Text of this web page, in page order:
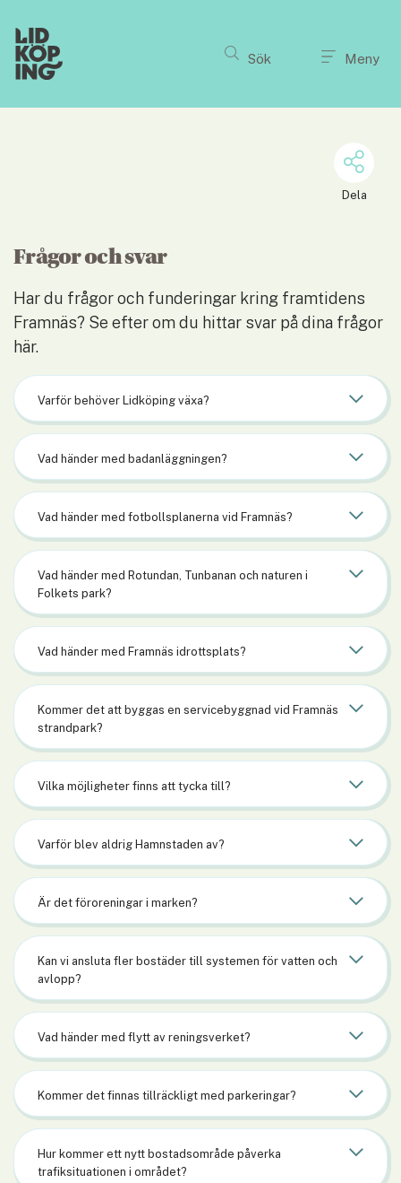
Sök Meny
Dela
Frågor och svar
Har du frågor och funderingar kring framtidens
Framnäs? Se efter om du hittar svar på dina frågor
här.
Varför behöver Lidköping växa?
Vad händer med badanläggningen?
Vad händer med fotbollsplanerna vid Framnäs?
Vad händer med Rotundan, Tunbanan och naturen i
Folkets park?
Vad händer med Framnäs idrottsplats?
Kommer det att byggas en servicebyggnad vid Framnäs
strandpark?
Vilka möjligheter finns att tycka till?
Varför blev aldrig Hamnstaden av?
Är det föroreningar i marken?
Kan vi ansluta fler bostäder till systemen för vatten och
avlopp?
Vad händer med flytt av reningsverket?
Kommer det finnas tillräckligt med parkeringar?
Hur kommer ett nytt bostadsområde påverka
trafiksituationen i området?